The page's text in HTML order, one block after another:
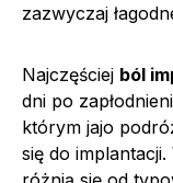
zazwyczaj
Najczęściej ból
dni po
którym jajo
się do